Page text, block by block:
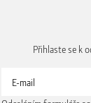
Přihlaste se k